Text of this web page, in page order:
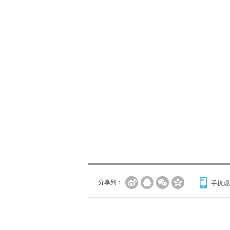
分享到： 手机